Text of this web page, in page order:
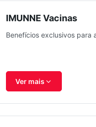
IMUNNE Vacinas
Benefícios exclusivos para
Ver mais